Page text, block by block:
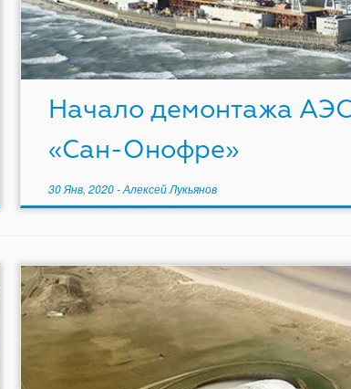
Начало демонтажа АЭС
«Сан-Онофре»
30 Янв, 2020-Алексей Лукьянов